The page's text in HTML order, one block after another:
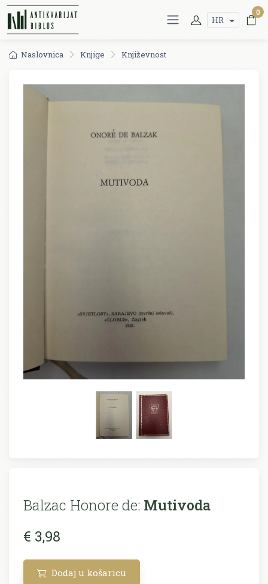
HR
0
Naslovnica Knjige Književnost
Balzac Honore de: Mutivoda
€ 3,98
Dodaj u košaricu